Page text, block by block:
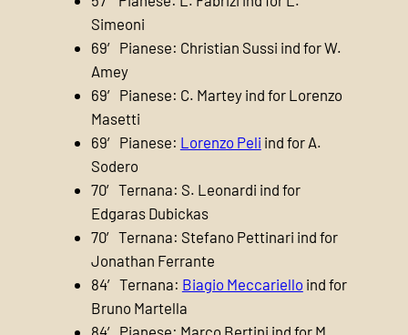
Simeoni
69′ Pianese: Christian Sussi ind for W.
Amey
69′ Pianese: C. Martey ind for Lorenzo
Masetti
69′ Pianese: Lorenzo Peli ind for A.
Sodero
70′ Ternana: S. Leonardi ind for
Edgaras Dubickas
70′ Ternana: Stefano Pettinari ind for
Jonathan Ferrante
84′ Ternana: Biagio Meccariello ind for
Bruno Martella
84′ Pianese: Marco Bertini ind for M.